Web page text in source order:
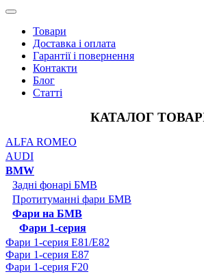
Товари
Доставка і оплата
Гарантії і повернення
Контакти
Блог
Статті
КАТАЛОГ
ALFA ROMEO
AUDI
BMW
Задні фонарі БМВ
Протитуманні фари БМВ
Фари на БМВ
Фари 1-серия
Фари 1-серия E81/E82
Фари 1-серия E87
Фари 1-серия F20